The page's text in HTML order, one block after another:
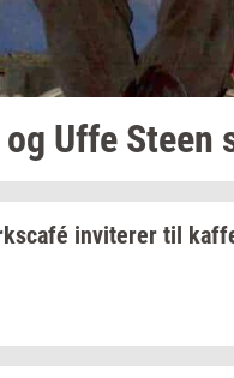
og Uffe Steen
in­vi­te­rer til